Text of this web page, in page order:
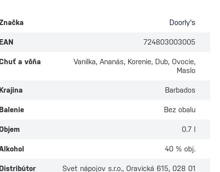
Doorly's
EAN 724803003005
a vôňa
Vanilka, Ananás, Korenie, Dub, Ovocie,
Maslo
Krajina Barbados
Balenie Bez obalu
0.7 l
40 % obj.
Distribútor
Svet nápojov s.r.o., Oravická 615, 028 01